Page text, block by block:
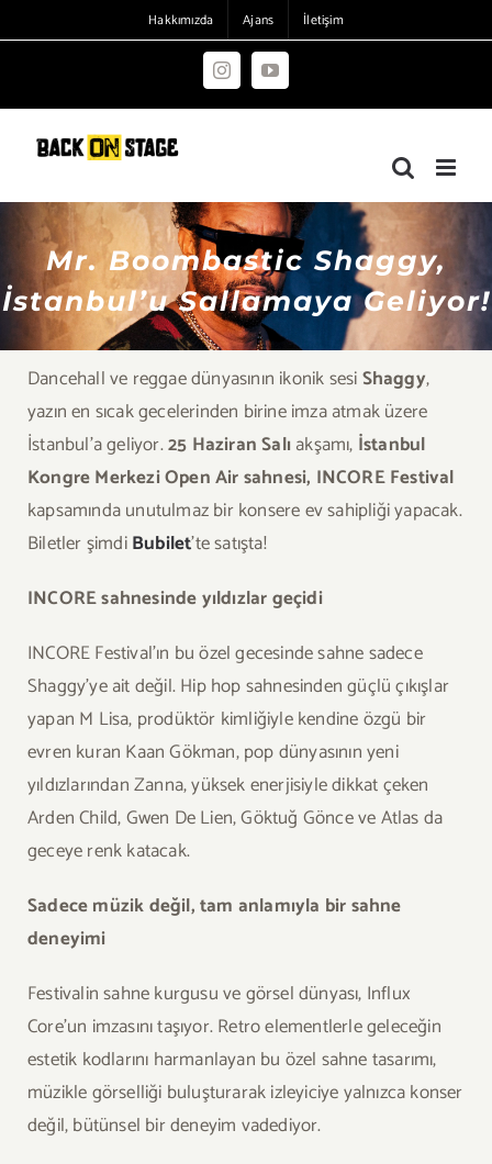
to
Hakkımızda Ajans İletişim
InstagramYouTube
Mr. Boombastic Shaggy,
İstanbul’u Sallamaya Geliyor!
Dancehall ve reggae dünyasının ikonik sesiShaggy,
yazın en sıcak gecelerinden birine imza atmak üzere
İstanbul’a geliyor.25 Haziran Salı akşamı, İstanbul
Kongre Merkezi Open Air sahnesi, INCORE Festival
kapsamında unutulmaz bir konsere ev sahipliği yapacak.
Biletler şimdiBubilet’te satışta!
INCORE sahnesinde yıldızlar geçidi
INCORE Festival’ın bu özel gecesinde sahne sadece
Shaggy’ye ait değil. Hip hop sahnesinden güçlü çıkışlar
yapan M Lisa, prodüktör kimliğiyle kendine özgü bir
evren kuran Kaan Gökman, pop dünyasının yeni
yıldızlarından Zanna, yüksek enerjisiyle dikkat çeken
Arden Child, Gwen De Lien, Göktuğ Gönce ve Atlas da
geceye renk katacak.
Sadece müzik değil, tam anlamıyla bir sahne
deneyimi
Festivalin sahne kurgusu ve görsel dünyası, Influx
Core’un imzasını taşıyor. Retro elementlerle geleceğin
estetik kodlarını harmanlayan bu özel sahne tasarımı,
müzikle görselliği buluşturarak izleyiciye yalnızca konser
değil, bütünsel bir deneyim vadediyor.